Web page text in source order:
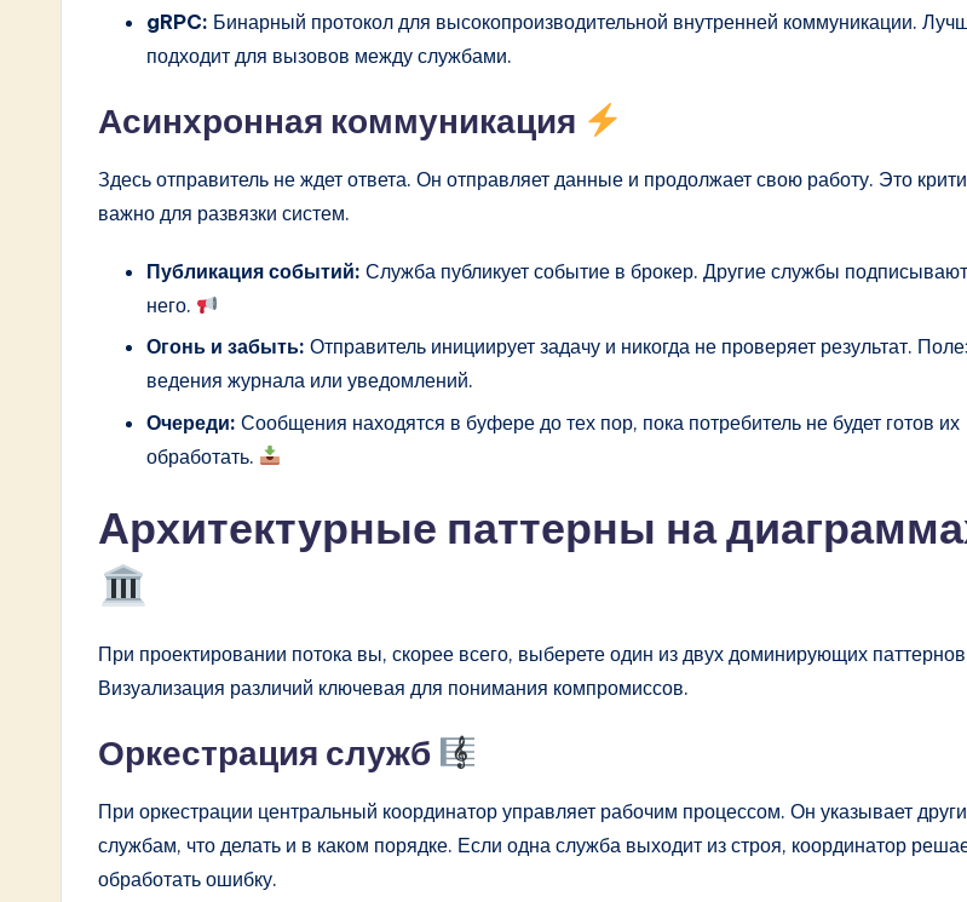
gRPC: Бинарный протокол для высокопроизводительной внутренней коммуникации.
подходит для вызовов между службами.
Асинхронная коммуникация
Здесь отправитель не ждет ответа. Он отправляет данные и продолжает свою работу. Это
важно для развязки систем.
Публикация событий: Служба публикует событие в брокер. Другие службы
него.
Огонь и забыть: Отправитель инициирует задачу и никогда не проверяет результат.
ведения журнала или уведомлений.
Очереди: Сообщения находятся в буфере до тех пор, пока потребитель не будет готов их
обработать.
Архитектурные паттерны на
При проектировании потока вы, скорее всего, выберете один из двух доминирующих
Визуализация различий ключевая для понимания компромиссов.
Оркестрация служб
При оркестрации центральный координатор управляет рабочим процессом. Он указывает
службам, что делать и в каком порядке. Если одна служба выходит из строя, координатор
обработать ошибку.